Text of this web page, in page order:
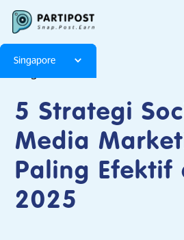
Singapore
5 Strategi
Media
Paling Efektif
2025